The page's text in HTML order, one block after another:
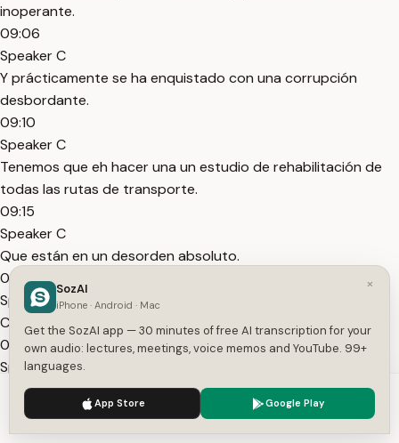
inoperante.
09:06
Speaker C
Y prácticamente se ha enquistado con una corrupción
desbordante.
09:10
Speaker C
Tenemos que eh hacer una un estudio de rehabilitación de
todas las rutas de transporte.
09:15
Speaker C
Que están en un desorden absoluto.
09:18
Speaker C
Con la informalidad que impera en el país.
09:21
Speaker C
Vamos nosotros a eh justamente generar esos mecanismos.
09:26
Speaker C
We use cookies to enhance your experience.
×
SozAI
iPhone · Android · Mac
Get the SozAI app — 30 minutes of free AI transcription for your
own audio: lectures, meetings, voice memos and YouTube. 99+
languages.
App Store Google Play